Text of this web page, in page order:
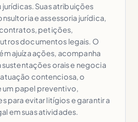
jurídicas. Suas atribuições
e assessoria jurídica,
petições,
documentos legais. O
ajuíza ações, acompanha
sustentações orais e negocia
contenciosa, o
papel preventivo,
para evitar litígios e garantir a
em suas atividades.